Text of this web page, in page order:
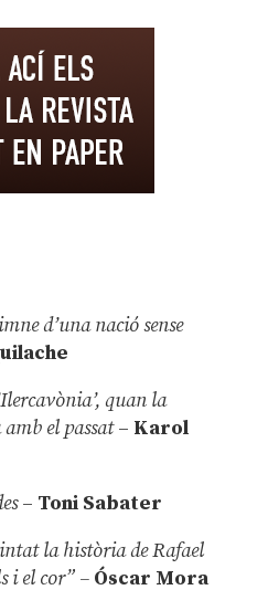
d’una nació sense
quan la
el passat– Karol
– Toni Sabater
la història de Rafael
i el cor” –Óscar Mora